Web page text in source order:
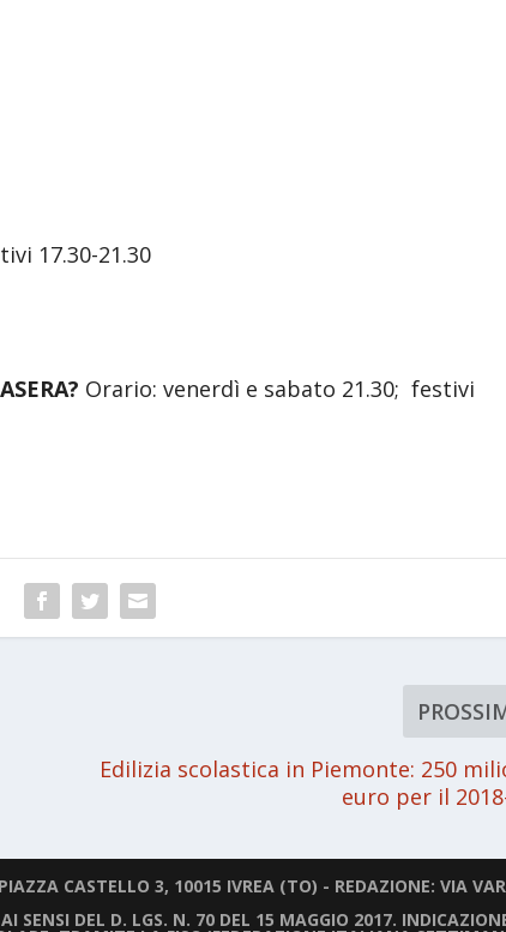
17.30-21.30
Orario: venerdì e sabato 21.30; festivi
Edilizia scolastica in Piemonte: 250
euro per il
CASTELLO 3, 10015 IVREA (TO) - REDAZIONE: VIA
SENSI DEL D. LGS. N. 70 DEL 15 MAGGIO 2017.